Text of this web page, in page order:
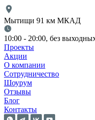
Мытищи 91 км МКАД
10:00 - 20:00, без
Проекты
Акции
О компании
Сотрудничество
Шоурум
Отзывы
Блог
Контакты